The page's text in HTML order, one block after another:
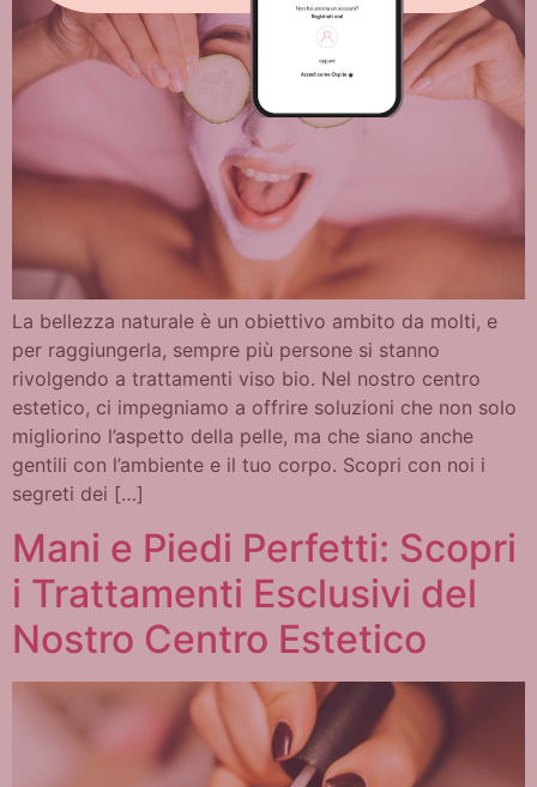
La bellezza naturale è un obiettivo ambito da molti, e
per raggiungerla, sempre più persone si stanno
rivolgendo a trattamenti viso bio. Nel nostro centro
estetico, ci impegniamo a offrire soluzioni che non solo
migliorino l’aspetto della pelle, ma che siano anche
gentili con l’ambiente e il tuo corpo. Scopri con noi i
segreti dei […]
Mani e Piedi Perfetti: Scopri
i Trattamenti Esclusivi del
Nostro Centro Estetico